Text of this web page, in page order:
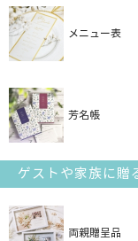
メニュー表
芳名帳
ゲストや家族に贈
両親贈呈品